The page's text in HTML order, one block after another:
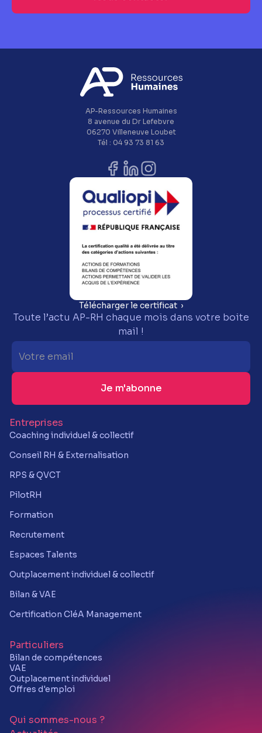
AP-Ressources Humaines
8 avenue du Dr Lefebvre
06270 Villeneuve Loubet
Tél : 04 93 73 81 63
Télécharger le certificat ›
Toute l’actu AP-RH chaque mois dans votre boite
mail !
Entreprises
Coaching individuel & collectif
Conseil RH & Externalisation
RPS & QVCT
PilotRH
Formation
Recrutement
Espaces Talents
Outplacement individuel & collectif
Bilan & VAE
Certification CléA Management
Particuliers
Bilan de compétences
VAE
Outplacement individuel
Offres d'emploi
Qui sommes-nous ?